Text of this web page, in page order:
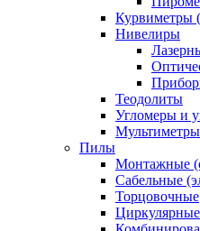
Курвиметры
Нивелиры
Теодолиты
Угломеры и
Мультиметры
Пилы
Монтажные
Сабельные
Торцовочные